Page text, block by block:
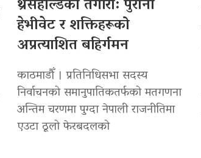
थ्रेसहोल्डको तगारो: पुराना
हेभीवेट र शक्तिहरूको
अप्रत्याशित बहिर्गमन
काठमाडौँ । प्रतिनिधिसभा सदस्य
निर्वाचनको समानुपातिकतर्फको मतगणना
अन्तिम चरणमा पुग्दा नेपाली राजनीतिमा
एउटा ठूलो फेरबदलको